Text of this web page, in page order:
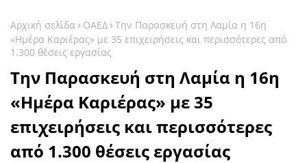
Αρχική σελίδα ΟΑΕΔ Την Παρασκευή στη Λαμία η 16η
«Ημέρα Καριέρας» με 35 επιχειρήσεις και περισσότερες από
1.300 θέσεις εργασίας
Την Παρασκευή στη Λαμία η 16η
«Ημέρα Καριέρας» με 35
επιχειρήσεις και περισσότερες
από 1.300 θέσεις εργασίας